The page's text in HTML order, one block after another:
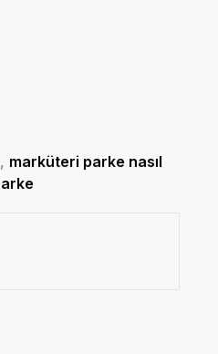
, marküteri parke nasıl